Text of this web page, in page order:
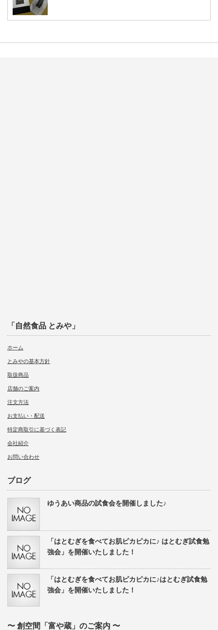
「自然食品 とみや」
ホーム
とみやの基本方針
取扱商品
店舗のご案内
注文方法
お支払い・配送
特定商取引に基づく表記
会社紹介
お問い合わせ
ブログ
ゆうあい商品の試食会を開催しました♪
「はとむぎを食べてお肌ピカピカに♪ はとむぎ試食勉
強会」を開催いたしました！
「はとむぎを食べてお肌ピカピカに♪はとむぎ試食勉
強会」を開催いたしました！
〜 創空間「富や蔵」のご案内 〜